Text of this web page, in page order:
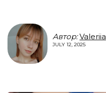
Автор: Valeriia
JULY 12, 2025